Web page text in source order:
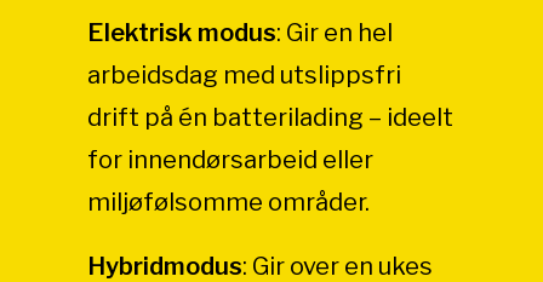
Elektrisk modus: Gir en hel
arbeidsdag med utslippsfri
drift på én batterilading – ideelt
for innendørsarbeid eller
miljøfølsomme områder.
Hybridmodus: Gir over en ukes